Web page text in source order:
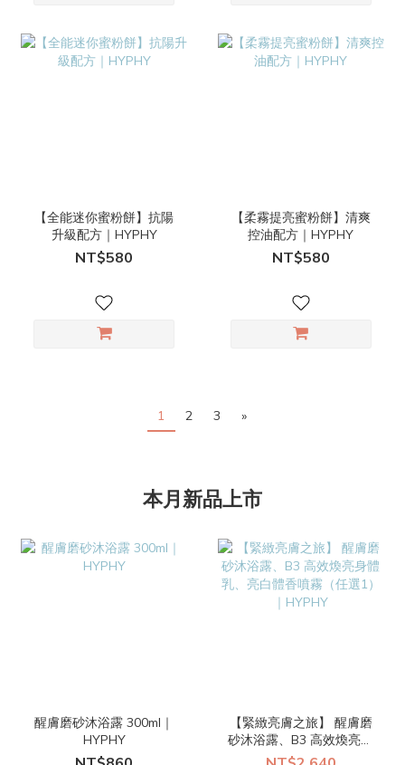
【全能迷你蜜粉餅】抗陽
升級配方｜HYPHY
NT$580
【柔霧提亮蜜粉餅】清爽
控油配方｜HYPHY
NT$580
1 2 3 »
本月新品上市
醒膚磨砂沐浴露 300ml｜
HYPHY
【緊緻亮膚之旅】 醒膚磨
砂沐浴露、B3 高效煥亮身
體乳、亮白體香噴霧（任